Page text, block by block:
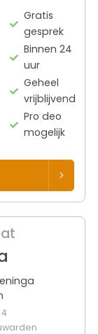
Gratis
gesprek
Binnen 24
uur
Geheel
vrijblijvend
Pro deo
mogelijk